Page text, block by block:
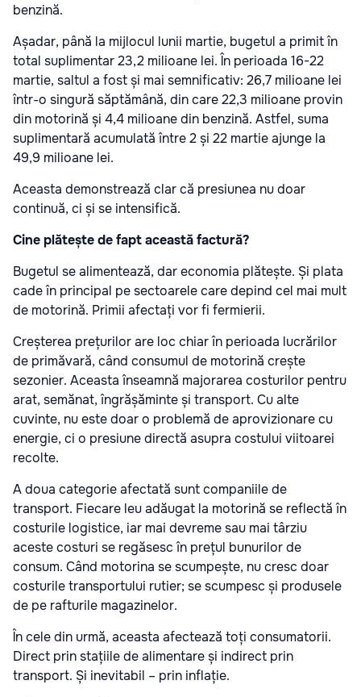
benzină.
Așadar, până la mijlocul lunii martie, bugetul a primit în
total suplimentar 23,2 milioane lei. În perioada 16-22
martie, saltul a fost și mai semnificativ: 26,7 milioane lei
într-o singură săptămână, din care 22,3 milioane provin
din motorină și 4,4 milioane din benzină. Astfel, suma
suplimentară acumulată între 2 și 22 martie ajunge la
49,9 milioane lei.
Aceasta demonstrează clar că presiunea nu doar
continuă, ci și se intensifică.
Cine plătește de fapt această factură?
Bugetul se alimentează, dar economia plătește. Și plata
cade în principal pe sectoarele care depind cel mai mult
de motorină. Primii afectați vor fi fermierii.
Creșterea prețurilor are loc chiar în perioada lucrărilor
de primăvară, când consumul de motorină crește
sezonier. Aceasta înseamnă majorarea costurilor pentru
arat, semănat, îngrășăminte și transport. Cu alte
cuvinte, nu este doar o problemă de aprovizionare cu
energie, ci o presiune directă asupra costului viitoarei
recolte.
A doua categorie afectată sunt companiile de
transport. Fiecare leu adăugat la motorină se reflectă în
costurile logistice, iar mai devreme sau mai târziu
aceste costuri se regăsesc în prețul bunurilor de
consum. Când motorina se scumpește, nu cresc doar
costurile transportului rutier; se scumpesc și produsele
de pe rafturile magazinelor.
În cele din urmă, aceasta afectează toți consumatorii.
Direct prin stațiile de alimentare și indirect prin
transport. Și inevitabil – prin inflație.